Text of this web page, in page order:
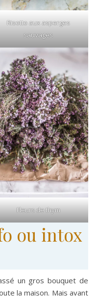
Risotto aux asperges
sauvages
Fleurs de thym
ou intox
un gros bouquet de
la maison. Mais avant